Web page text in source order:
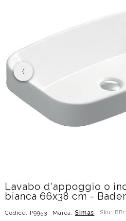
Lavabo d'appoggio o
bianca 66x38 cm -
Codice: P9953 Marca: Simas Sku: